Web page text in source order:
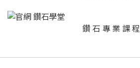
鑽 石 專 業 課 程